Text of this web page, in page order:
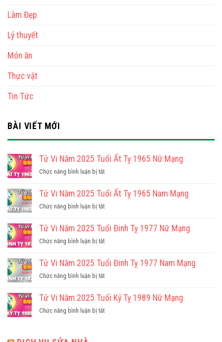
Làm Đẹp
Lý thuyết
Món ăn
Thực vật
Tin Tức
BÀI VIẾT MỚI
Tử Vi Năm 2025 Tuổi Ất Tỵ 1965 Nữ Mạng
Chức năng bình luận bị tắtở
Vi
2025
Ất
Mạng
Tử Vi Năm 2025 Tuổi Ất Tỵ 1965 Nam Mạng
Chức năng bình luận bị tắtở
Vi
2025
Ất
Mạng
Tử Vi Năm 2025 Tuổi Đinh Tỵ 1977 Nữ Mạng
Chức năng bình luận bị tắtở
Vi
2025
Đinh
Tử Vi Năm 2025 Tuổi Đinh Tỵ 1977 Nam Mạng
Chức năng bình luận bị tắtở
Vi
2025
Tử Vi Năm 2025 Tuổi Kỷ Tỵ 1989 Nữ Mạng
Chức năng bình luận bị tắtở